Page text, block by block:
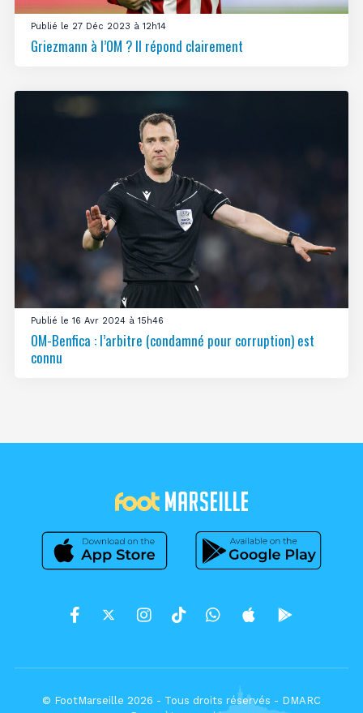
Publié le 27 Déc 2023 à 12h14
Griezmann à l’OM ? Il répond clairement
Publié le 16 Avr 2024 à 15h46
OM-Benfica : l’arbitre (condamné pour corruption) est
connu
© FootMarseille 2026 - Tous droits réservés - DMARC